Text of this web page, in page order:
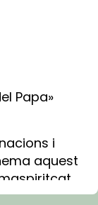
Papa»
i
aquest